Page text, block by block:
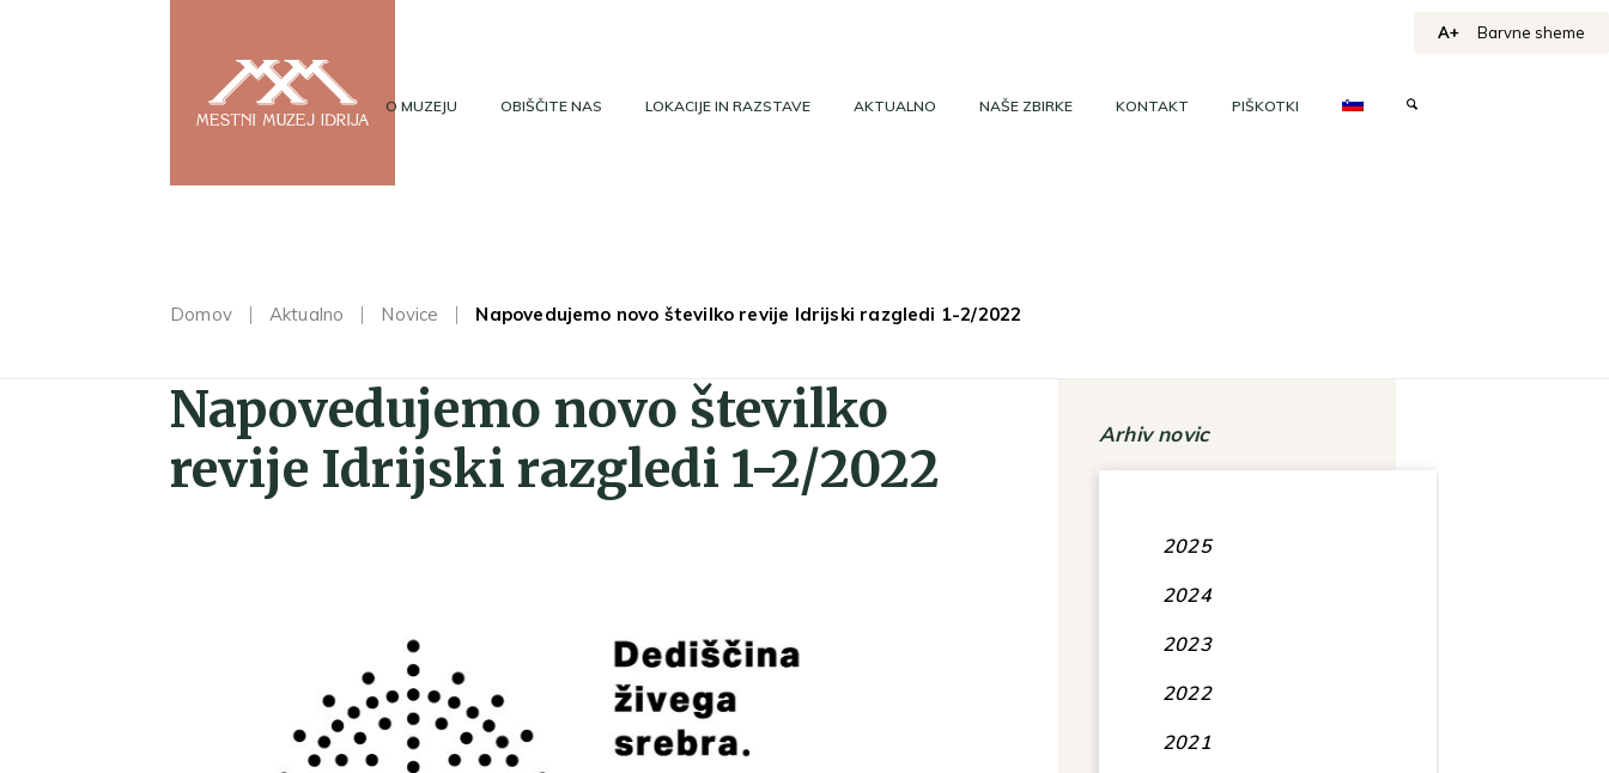
O MUZEJU OBIŠČITE NAS LOKACIJE IN RAZSTAVE AKTUALNO NAŠE ZBIRKE KONTAKT PIŠKOTKI
A+ Barvne sheme
Domov Aktualno Novice Napovedujemo novo številko revije Idrijski razgledi 1-2/2022
Napovedujemo novo številko
revije Idrijski razgledi 1-2/2022
Arhiv novic
2025
2024
2023
2022
2021